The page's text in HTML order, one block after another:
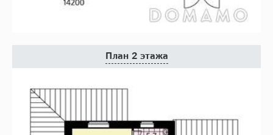
План 2 этажа